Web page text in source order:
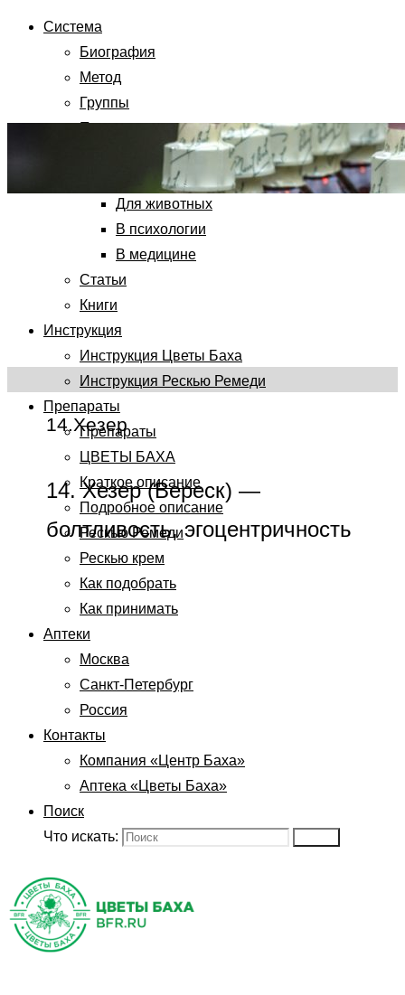
Система
Биография
Метод
Группы
Применения
Для детей
Для самопомощи
Для животных
В психологии
В медицине
Статьи
Книги
Инструкция
Инструкция Цветы Баха
Инструкция Рескью Ремеди
Препараты
Препараты
ЦВЕТЫ БАХА
Краткое описание
Подробное описание
Рескью Ремеди
Рескью крем
Как подобрать
Как принимать
Аптеки
Москва
Санкт-Петербург
Россия
Контакты
Компания «Центр Баха»
Аптека «Цветы Баха»
Поиск
Что искать:
14.Хезер
14. Хезер (Вереск) —
болтливость, эгоцентричность